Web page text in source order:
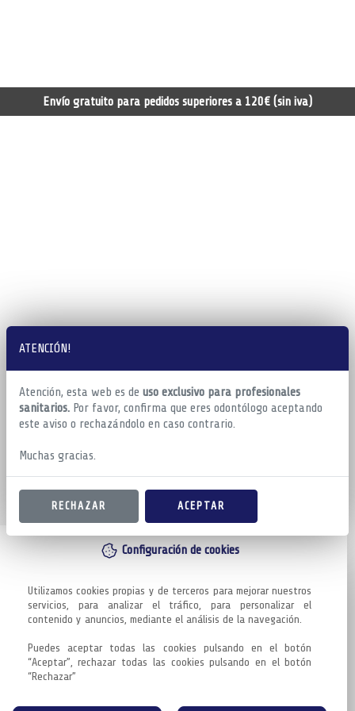
ATENCIÓN!
Atención, esta web es de uso exclusivo para profesionales
sanitarios. Por favor, confirma que eres odontólogo aceptando
este aviso o rechazándolo en caso contrario.
Muchas gracias.
RECHAZAR ACEPTAR
Configuración de cookies
Utilizamos cookies propias y de terceros para mejorar nuestros
servicios, para analizar el tráfico, para personalizar el
contenido y anuncios, mediante el análisis de la navegación.
Puedes aceptar todas las cookies pulsando en el botón
“Aceptar”, rechazar todas las cookies pulsando en el botón
“Rechazar”
Envío gratuito para pedidos superiores a 120€ (sin iva)